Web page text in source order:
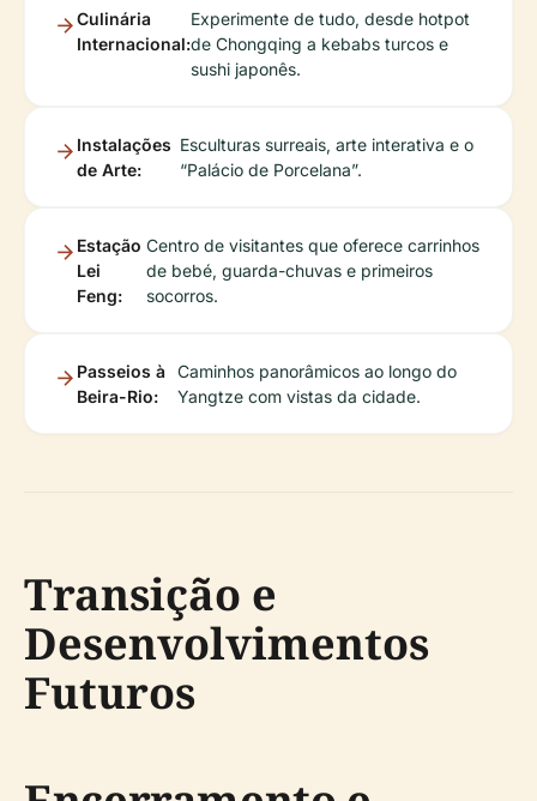
Culinária
Internacional:
Experimente de tudo, desde hotpot
de Chongqing a kebabs turcos e
sushi japonês.
Instalações
de Arte:
Esculturas surreais, arte interativa e o
“Palácio de Porcelana”.
Estação
Lei
Feng:
Centro de visitantes que oferece carrinhos
de bebé, guarda-chuvas e primeiros
socorros.
Passeios à
Beira-Rio:
Caminhos panorâmicos ao longo do
Yangtze com vistas da cidade.
Transição e
Desenvolvimentos
Futuros